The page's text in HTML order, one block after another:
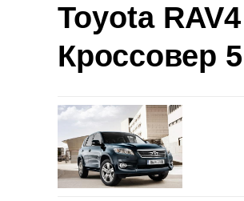
Toyota
Кроссовер